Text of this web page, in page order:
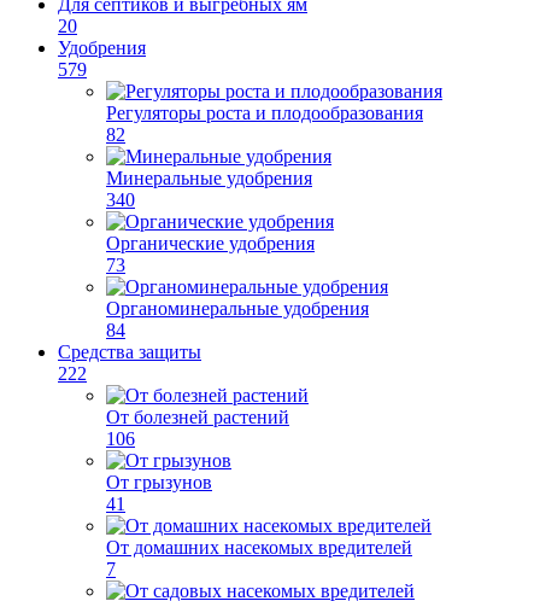
Для септиков и выгребных ям
20
Удобрения
579
Регуляторы роста и плодообразования
82
Минеральные удобрения
340
Органические удобрения
73
Органоминеральные удобрения
84
Средства защиты
222
От болезней растений
106
От грызунов
41
От домашних насекомых вредителей
7